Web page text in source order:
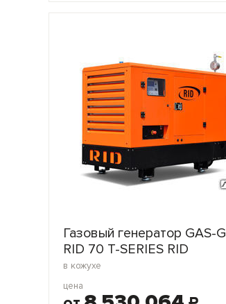
Газовый генератор GAS-G
RID 70 T-SERIES RID
в кожухе
цена